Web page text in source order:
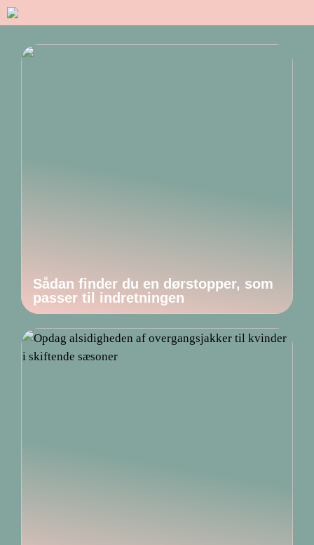
Sådan finder du en dørstopper, som
passer til indretningen